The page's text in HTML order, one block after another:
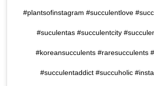
#plantsofinstagram #succulentlove
#suculentas #succulentcity
#koreansucculents #raresucculents
#succulentaddict #succuholic